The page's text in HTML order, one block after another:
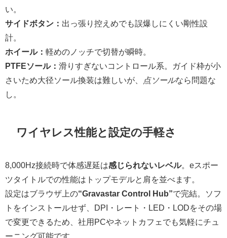
い。
サイドボタン： 出っ張り控えめでも誤爆しにくい剛性設
計。
ホイール： 軽めのノッチで切替が瞬時。
PTFEソール： 滑りすぎないコントロール系。ガイド枠が小
さいため大径ソール換装は難しいが、
点ソールなら問題な
し。
ワイヤレス性能と設定の手軽さ
8,000Hz接続時で体感遅延は感じられないレベル。eスポー
ツタイトルでの性能はトップモデルと肩を並べます。
設定はブラウザ上の“Gravastar Control Hub”で完結。ソフ
トをインストールせず、DPI・レート・LED・LODをその場
で変更できるため、社用PCやネットカフェでも気軽にチュ
ーニング可能です。